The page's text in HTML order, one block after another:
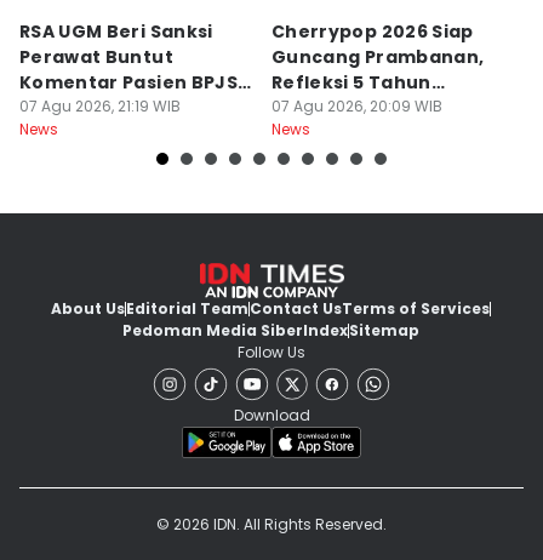
RSA UGM Beri Sanksi
Perawat Buntut
Komentar Pasien BPJS
di Medsos
07 Agu 2026, 21:19 WIB
News
Cherrypop 2026 Siap
Guncang Prambanan,
Refleksi 5 Tahun
Perjalanan
07 Agu 2026, 20:09 WIB
News
About UsEditorial TeamContact UsTerms of Services
Pedoman Media SiberIndexSitemap
Follow Us
Download
© 2026 IDN. All Rights Reserved.